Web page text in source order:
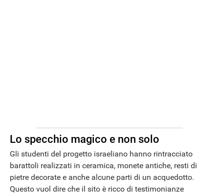
Lo specchio magico e non solo
Gli studenti del progetto israeliano hanno rintracciato
barattoli realizzati in ceramica, monete antiche, resti di
pietre decorate e anche alcune parti di un acquedotto.
Questo vuol dire che il sito è ricco di testimonianze